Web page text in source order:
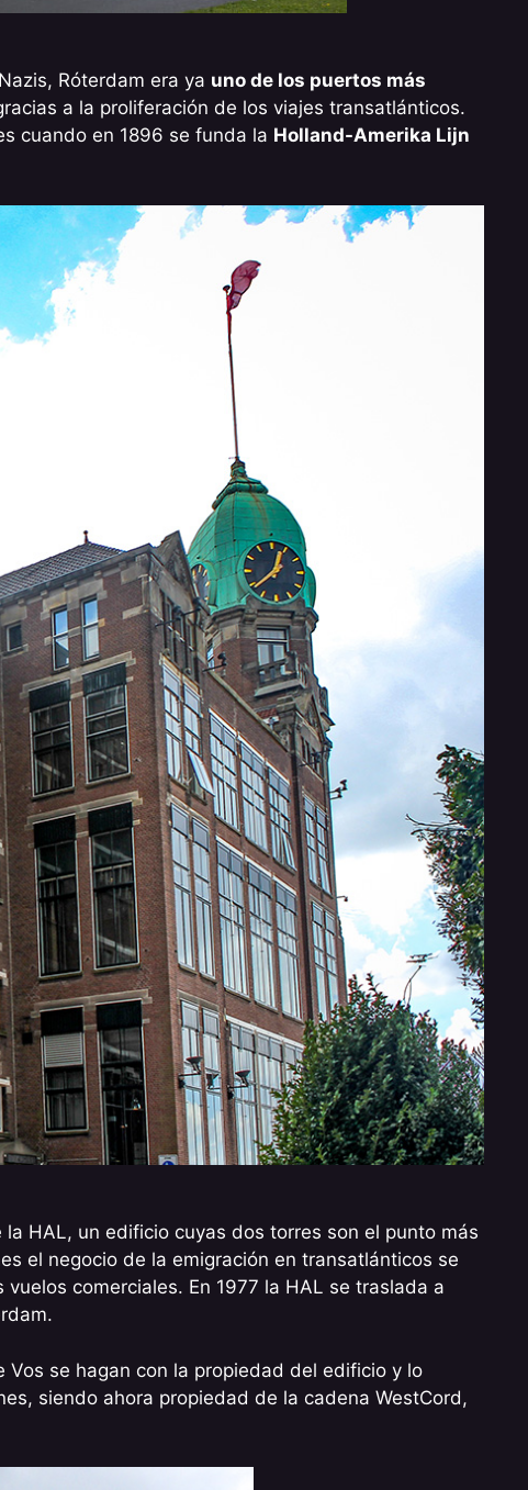
Róterdam era ya uno de los puertos más
a la proliferación de los viajes transatlánticos.
cuando en 1896 se funda la Holland-Amerika Lijn
HAL, un edificio cuyas dos torres son el punto más
el negocio de la emigración en transatlánticos se
comerciales. En 1977 la HAL se traslada a
Vos se hagan con la propiedad del edificio y lo
siendo ahora propiedad de la cadena WestCord,